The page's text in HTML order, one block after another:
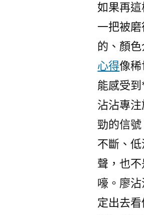
如果再
一把被
的、顏
心得像
能感受
沾沾專
勁的信
不斷、
聲，也
嚎。廖
定出去